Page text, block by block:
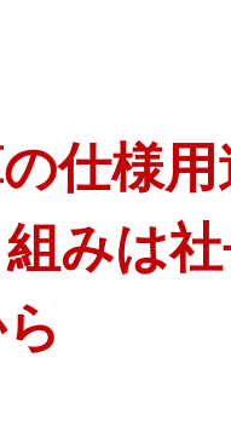
仕様
みは